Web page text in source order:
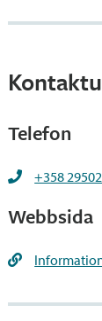
Telefon
+358
Webbsida